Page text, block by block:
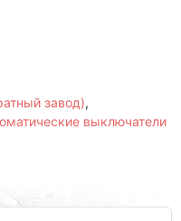
завод),
выключатели